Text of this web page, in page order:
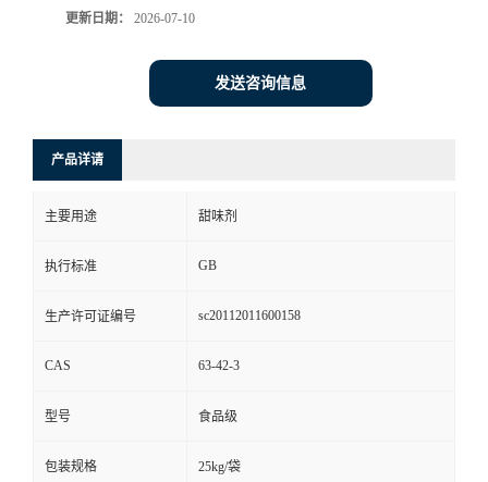
更新日期： 2026-07-10
发送咨询信息
产品详请
主要用途 甜味剂
执行标准 GB
生产许可证编号 sc20112011600158
CAS 63-42-3
型号 食品级
包装规格 25kg/袋